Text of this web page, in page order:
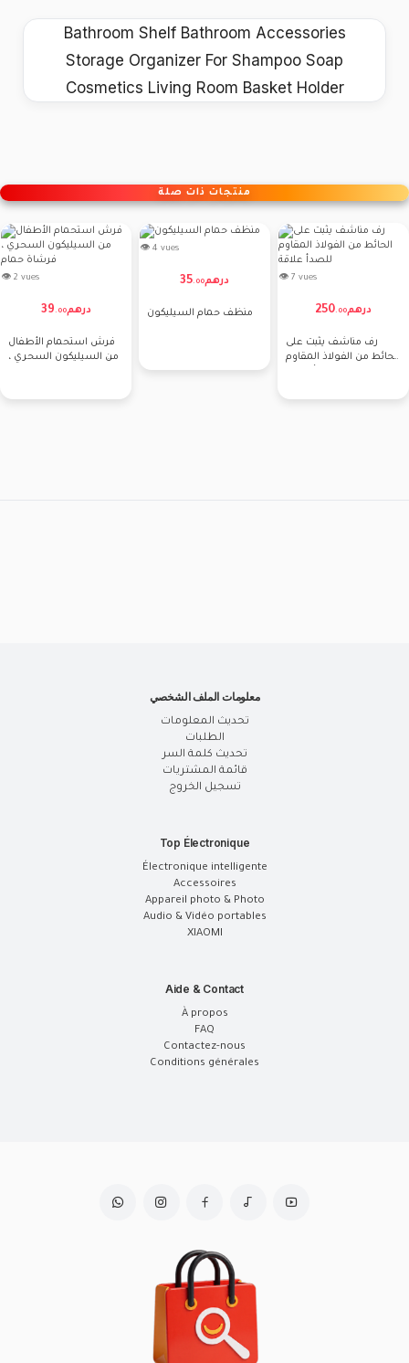
Bathroom Shelf Bathroom Accessories
Storage Organizer For Shampoo Soap
Cosmetics Living Room Basket Holder
منتجات ذات صلة
👁 2 vues
39 . 00درهم
فرش استحمام الأطفال
من السيليكون السحري ،
👁 4 vues
35. 00درهم
منظف ​​حمام السيليكون
👁 7 vues
250. 00درهم
رف مناشف يثبت على
الحائط من الفولاذ المقاوم
معلومات الملف الشخصي
تحديث المعلومات
الطلبات
تحديث كلمة السر
قائمة المشتريات
تسجيل الخروج
Top Électronique
Électronique intelligente
Accessoires
Appareil photo & Photo
Audio & Vidéo portables
XIAOMI
Aide & Contact
À propos
FAQ
Contactez-nous
Conditions générales